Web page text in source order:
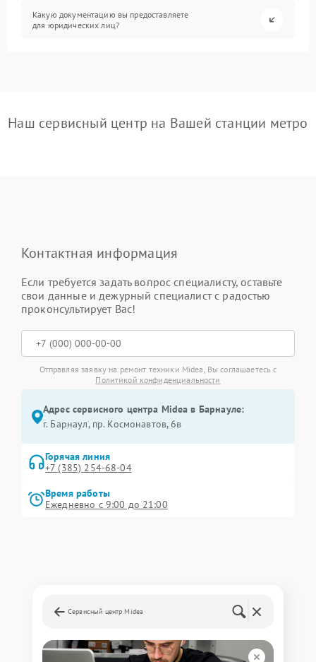
Какую документацию вы предоставляете
для юридических лиц?
Наш сервисный центр на Вашей станции метро
Контактная информация
Если требуется задать вопрос специалисту, оставьте
свои данные и дежурный специалист с радостью
проконсультирует Вас!
Отправляя заявку на ремонт техники Midea, Вы соглашаетесь с
Политикой конфиденциальности
Адрес сервисного центра Midea в Барнауле:
г. Барнаул, ​пр. Космонавтов, 6в
Горячая линия
+7 (385) 254-68-04
Время работы
Ежедневно с 9:00 до 21:00
Сервисный центр Midea